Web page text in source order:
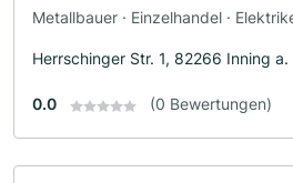
Metallbauer · Einzelhandel ·
Herrschinger Str. 1, 82266 Inning a.
0.0 (0 Bewertungen)